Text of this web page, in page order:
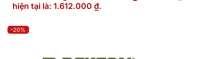
hiện tại là: 1.612.000 ₫.
-20%